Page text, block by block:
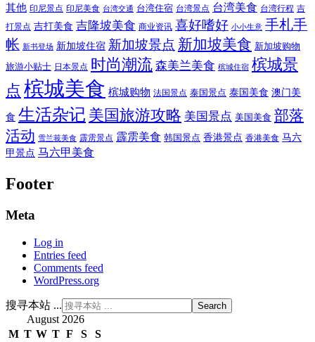
其他 印尼景点 印尼美食 台湾交通 台湾住宿 台湾景点 台湾美食 台湾行程 吉
打景点 吉打美食 吉隆坡美食 商业资讯 喜好嗜好 小小生意 手札手
帐 新书登场 新加坡住宿 新加坡景点 新加坡美食 新加坡购物
旅游小贴士 日本景点 时尚潮流 森美兰美食 槟城住宿 槟城景
点 槟城美食 槟城购物 法国景点 泰国景点 泰国美食 澳门美
食 生活杂记 美国旅游攻略 美国景点 美国美食 部落
活动 雪兰莪美食 霹雳景点 霹雳美食 韩国景点 香港景点 香港美食 马六
甲景点 马六甲美食
Footer
Meta
Log in
Entries feed
Comments feed
WordPress.org
搜寻本站 ...
August 2026
M T W T F S S